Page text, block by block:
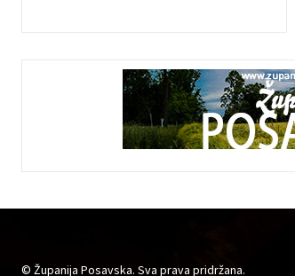
© Županija Posavska. Sva prava pridržana.